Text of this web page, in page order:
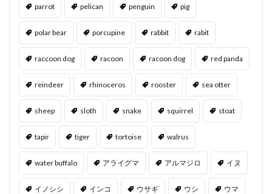
parrot pelican penguin pig
polar bear porcupine rabbit rabit
raccoon dog racoon racoon dog red panda
reindeer rhinoceros rooster sea otter
sheep sloth snake squirrel stoat
tapir tiger tortoise walrus
water buffalo アライグマ アルマジロ イヌ
イノシシ インコ ウサギ ウシ ウマ